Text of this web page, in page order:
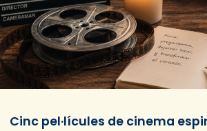
Cinc pel·lícules de cinema